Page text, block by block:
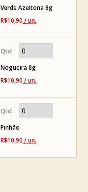
Verde Azeitona 8g
R$10,90 / un.
Nogueira 8g
R$10,90 / un.
Pinhão
R$10,90 / un.